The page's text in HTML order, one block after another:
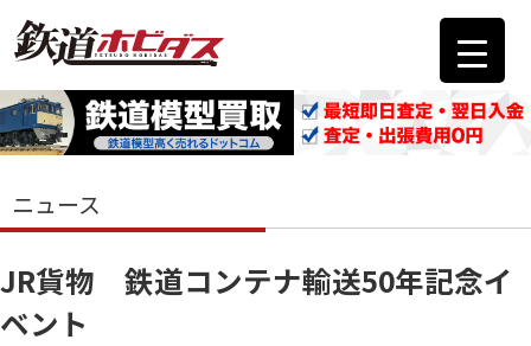
ニュース
JR貨物 鉄道コンテナ輸送50年記念イ
ベント